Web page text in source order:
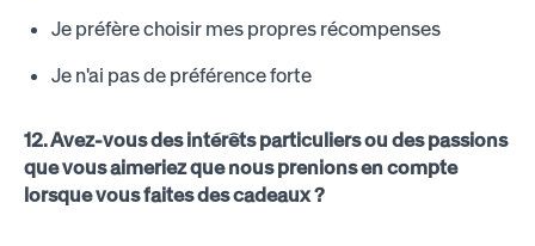
Je préfère choisir mes propres récompenses
Je n'ai pas de préférence forte
12. Avez-vous des intérêts particuliers ou des passions
que vous aimeriez que nous prenions en compte
lorsque vous faites des cadeaux ?